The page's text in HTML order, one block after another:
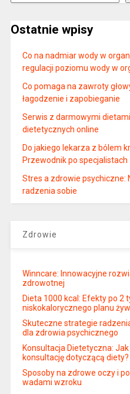
Ostatnie wpisy
Co na nadmiar wody w
regulacji poziomu wody w
Co pomaga na zawroty
łagodzenie i zapobieganie
Serwis z darmowymi
dietetycznych online
Do jakiego lekarza z bólem
Przewodnik po specjalistach
Stres a zdrowie
radzenia sobie
Zdrowie
Winncare: Innowacyjne
zdrowotnej
Dieta 1000 kcal: Efekty po 2
niskokalorycznego planu
Skuteczne strategie
dla zdrowia psychicznego
Konsultacja Dietetyczna:
konsultację dotyczącą diety?
Sposoby na zdrowe oczy i
wadami wzroku